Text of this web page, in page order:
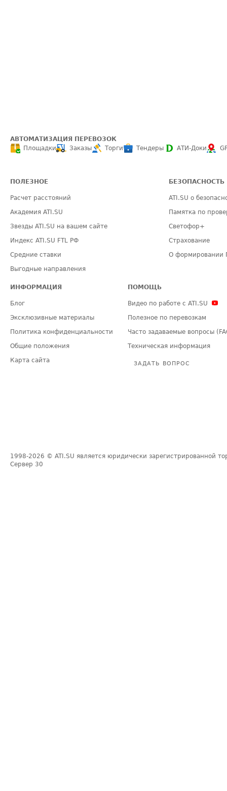
АВТОМАТИЗАЦИЯ ПЕРЕВОЗОК
Площадки
Заказы Торги Тендеры АТИ-Доки
ПОЛЕЗНОЕ
Расчет расстояний
Академия ATI.SU
Звезды ATI.SU на вашем сайте
Индекс ATI.SU FTL РФ
Средние ставки
Выгодные направления
БЕЗОПАСНОСТЬ
ATI.SU о
Памятка по
Светофор+
Страхование
О формировании
ИНФОРМАЦИЯ
Блог
Эксклюзивные материалы
Политика конфиденциальности
Общие положения
Карта сайта
ПОМОЩЬ
Видео по работе с ATI.SU
Полезное по перевозкам
Часто задаваемые вопросы
Техническая информация
ЗАДАТЬ ВОПРОС
1998-2026 © ATI.SU является юридически зарегистрированной
Сервер 30